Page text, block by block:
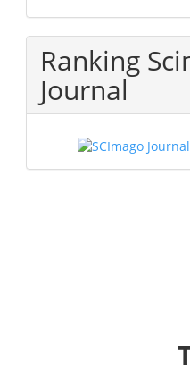
Ranking
Journal